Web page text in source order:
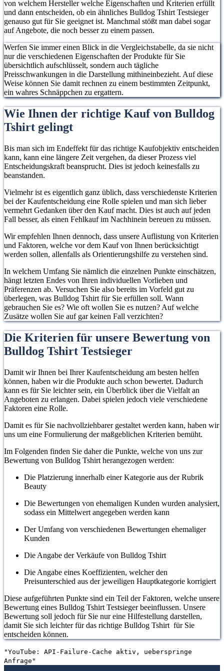
von welchem Hersteller welche Eigenschaften und Kriterien erfüllt
und dann entscheiden, ob ein ähnliches Bulldog Tshirt Testsieger
genauso gut für Sie geeignet ist. Manchmal stößt man dabei sogar
auf Angebote, die noch besser zu einem passen.
Werfen Sie immer einen Blick in die Vergleichstabelle, da sie nicht
nur die verschiedenen Eigenschaften der Produkte für Sie
übersichtlich aufschlüsselt, sondern auch tägliche
Preisschwankungen in die Darstellung mithineinbezieht. Auf diese
Weise können Sie damit rechnen zu einem bestimmten Zeitpunkt,
ein wahres Schnäppchen zu ergattern.
Wie Ihnen der richtige Kauf von Bulldog
Tshirt gelingt
Bis man sich im Endeffekt für das richtige Kaufobjektiv entscheiden
kann, kann eine längere Zeit vergehen, da dieser Prozess viel
Entscheidungskraft beansprucht. Dies ist jedoch keinesfalls zu
beanstanden.
Vielmehr ist es eigentlich ganz üblich, dass verschiedenste Kriterien
bei der Kaufentscheidung eine Rolle spielen und man sich lieber
vermehrt Gedanken über den Kauf macht. Dies ist auch auf jeden
Fall besser, als einen Fehlkauf im Nachhinein bereuen zu müssen.
Wir empfehlen Ihnen dennoch, dass unsere Auflistung von Kriterien
und Faktoren, welche vor dem Kauf von Ihnen berücksichtigt
werden sollen, allenfalls als Orientierungshilfe zu verstehen sind.
In welchem Umfang Sie nämlich die einzelnen Punkte einschätzen,
hängt letzten Endes von Ihren individuellen Vorlieben und
Präferenzen ab. Versuchen Sie also bereits im Vorfeld gut zu
überlegen, was Bulldog Tshirt für Sie erfüllen soll. Wann
gebrauchen Sie es? Wie oft wollen Sie es nutzen? Auf welche
Zusätze wollen Sie auf gar keinen Fall verzichten?
Die Kriterien für unsere Bewertung von
Bulldog Tshirt Testsieger
Damit wir Ihnen bei Ihrer Kaufentscheidung am besten helfen
können, haben wir die Produkte auch schon bewertet. Dadurch
kann es für Sie leichter sein, ein Überblick über die Vielfalt an
Angeboten zu erlangen. Dabei spielen jedoch viele verschiedene
Faktoren eine Rolle.
Damit es für Sie nachvollziehbarer gestaltet werden kann, haben wir
uns um eine Formulierung der maßgeblichen Kriterien bemüht.
Im Folgenden finden Sie daher die Punkte, welche von uns zur
Bewertung von Bulldog Tshirt herangezogen werden:
Die Platzierung innerhalb einer Kategorie aus der Rubrik
Beauty
Die Bewertungen von ehemaligen Kunden wurden analysiert,
sodass ein Mittelwert angegeben werden kann
Der Umfang von verschiedenen Bewertungen ehemaliger
Kunden
Die Angabe der Verkäufe von Bulldog Tshirt
Die Angabe eines Koeffizienten, welcher den
Preisunterschied aus der jeweiligen Hauptkategorie korrigiert
Diese aufgeführten Punkte sind ein Teil der Faktoren, welche unsere
Bewertung eines Bulldog Tshirt Testsieger beeinflussen. Unsere
Bewertung soll jedoch für Sie nur eine Hilfestellung darstellen,
damit Sie sich leichter für das richtige Bulldog Tshirt für Sie
entscheiden können.
"YouTube: API-Failure-Cache aktiv, ueberspringe
Anfrage"